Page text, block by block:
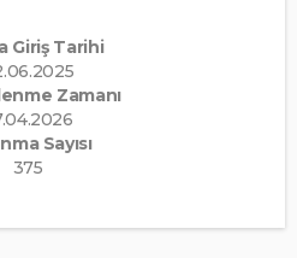
Giriş Tarihi
Zamanı
Sayısı
375